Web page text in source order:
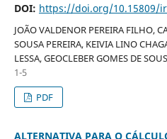
DOI: https://doi.org/10.15809/
JOÃO VALDENOR PEREIRA FILHO,
SOUSA PEREIRA, KEIVIA LINO
LESSA, GEOCLEBER GOMES DE
1-5
PDF
ALTERNATIVA PARA O